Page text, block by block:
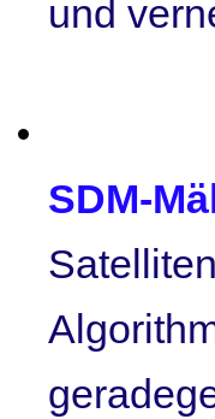
und
SDM-